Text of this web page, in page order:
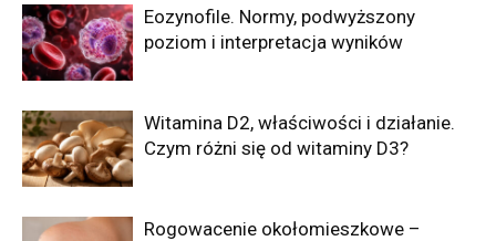
Eozynofile. Normy, podwyższony
poziom i interpretacja wyników
Witamina D2, właściwości i działanie.
Czym różni się od witaminy D3?
Rogowacenie okołomieszkowe –